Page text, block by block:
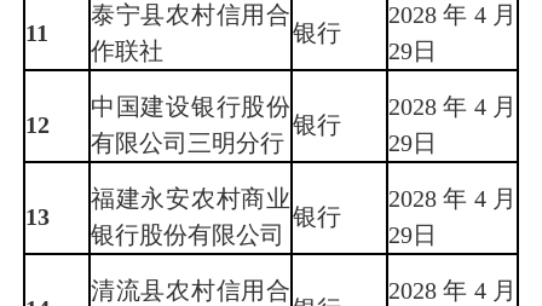
11
泰宁县农村信用合
作联社
银行
2028年4月
29日
12
中国建设银行股份
有限公司三明分行
银行
2028年4月
29日
13
福建永安农村商业
银行股份有限公司
银行
2028年4月
29日
清流县农村信用合 2028年4月